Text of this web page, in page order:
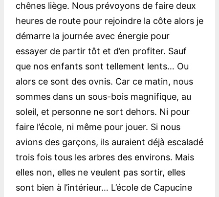
chênes liège. Nous prévoyons de faire deux
heures de route pour rejoindre la côte alors je
démarre la journée avec énergie pour
essayer de partir tôt et d’en profiter. Sauf
que nos enfants sont tellement lents… Ou
alors ce sont des ovnis. Car ce matin, nous
sommes dans un sous-bois magnifique, au
soleil, et personne ne sort dehors. Ni pour
faire l’école, ni même pour jouer. Si nous
avions des garçons, ils auraient déjà escaladé
trois fois tous les arbres des environs. Mais
elles non, elles ne veulent pas sortir, elles
sont bien à l’intérieur… L’école de Capucine